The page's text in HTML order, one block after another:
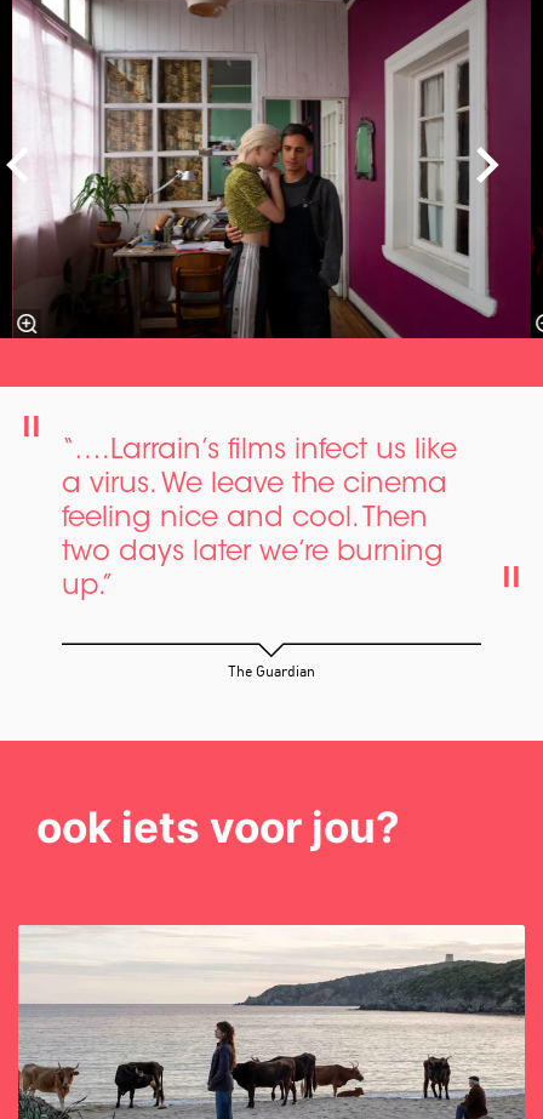
“….Larrain’s films infect us like
a virus. We leave the cinema
feeling nice and cool. Then
two days later we’re burning
up.”
The Guardian
ook iets voor jou?